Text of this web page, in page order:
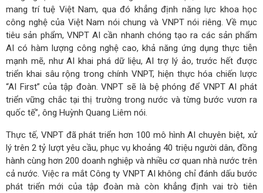
mang trí tuệ Việt Nam, qua đó khẳng định năng lực khoa học
công nghệ của Việt Nam nói chung và VNPT nói riêng. Về mục
tiêu sản phẩm, VNPT AI cần nhanh chóng tạo ra các sản phẩm
AI có hàm lượng công nghệ cao, khả năng ứng dụng thực tiễn
mạnh mẽ, như AI khai phá dữ liệu, AI trợ lý ảo, trước hết được
triển khai sâu rộng trong chính VNPT, hiện thực hóa chiến lược
“AI First” của tập đoàn. VNPT sẽ là bệ phóng để VNPT AI phát
triển vững chắc tại thị trường trong nước và từng bước vươn ra
quốc tế”, ông Huỳnh Quang Liêm nói.
Thực tế, VNPT đã phát triển hơn 100 mô hình AI chuyên biệt, xử
lý trên 2 tỷ lượt yêu cầu, phục vụ khoảng 40 triệu người dân, đồng
hành cùng hơn 200 doanh nghiệp và nhiều cơ quan nhà nước trên
cả nước. Việc ra mắt Công ty VNPT AI không chỉ đánh dấu bước
phát triển mới của tập đoàn mà còn khẳng định vai trò tiên